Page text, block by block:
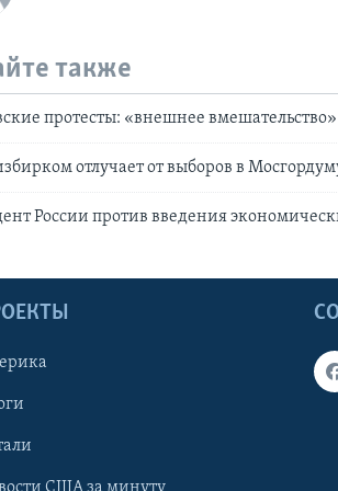
также
протесты: «внешнее
отлучает от выборов в
России против введения
США за минуту